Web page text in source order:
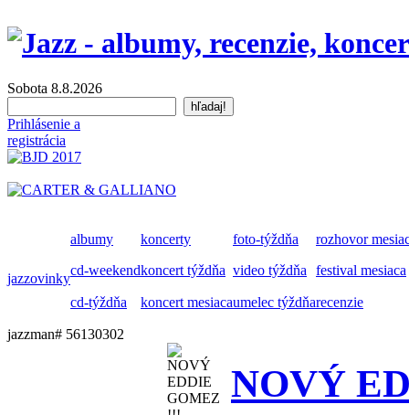
Sobota 8.8.2026
Prihlásenie a
registrácia
jazzovinky
albumy koncerty foto-týždňa
rozhovor
cd-weekendkoncert týždňa video týždňa festival mesiaca
cd-týždňa koncert mesiacaumelec týždňarecenzie
jazzman# 56130302
NOVÝ